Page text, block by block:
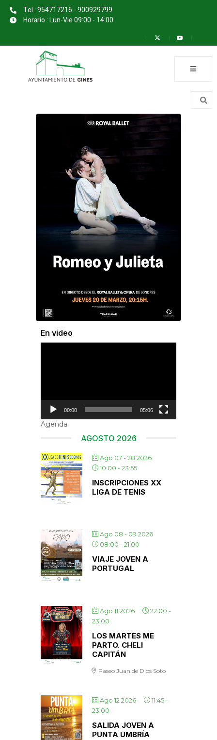
Tel : 954717216 - 900929799
Horario : Lun-Vie 09:00 - 14:00
En video
00:00 05:06
Agenda
AGOSTO 2026
Ago 07 - 28 2026
10:00 -23:55
INSCRIPCIONES XX
LIGA DE TENIS
Ago 08 - 09 2026
08:00 -21:00
VIAJE JOVEN A
PORTUGAL
Ago 11 2026 22:00 -
23:00
LOS MARTES ME
PARTO. CHELI
CAPITÁN
Paseo Juan de Dios Soto
Ago 12 2026 11:45-
23:00
SALIDA JOVEN A
PUNTA UMBRÍA